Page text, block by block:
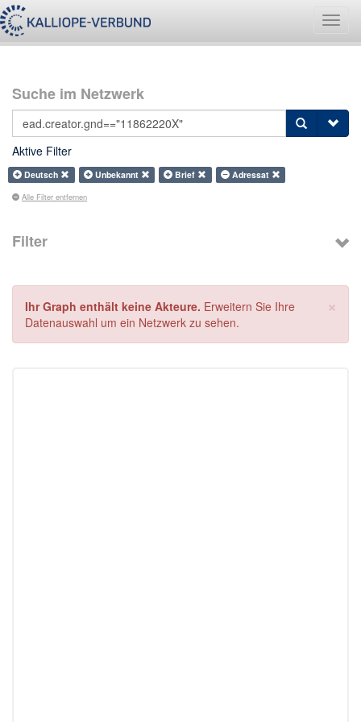
Suche im Netzwerk
Aktive Filter
Deutsch Unbekannt Brief Adressat
Alle Filter entfernen
Filter
×
Ihr Graph enthält keine Akteure. Erweitern Sie Ihre
Datenauswahl um ein Netzwerk zu sehen.